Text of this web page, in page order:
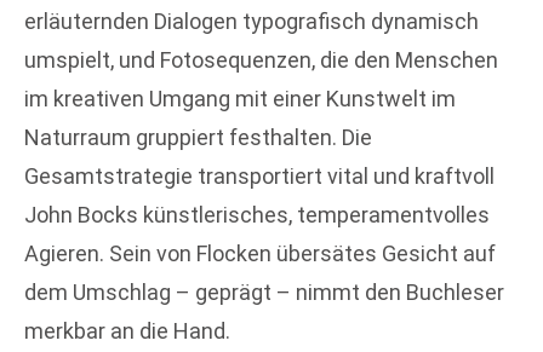
erläuternden Dialogen typografisch dynamisch
umspielt, und Fotosequenzen, die den Menschen
im kreativen Umgang mit einer Kunstwelt im
Naturraum gruppiert festhalten. Die
Gesamtstrategie transportiert vital und kraftvoll
John Bocks künstlerisches, temperamentvolles
Agieren. Sein von Flocken übersätes Gesicht auf
dem Umschlag – geprägt – nimmt den Buchleser
merkbar an die Hand.